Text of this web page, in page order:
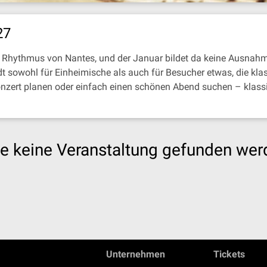
von Nantes, und der Januar bildet da keine
sowohl für Einheimische als auch für Besucher etwas, die
planen oder einfach einen schönen Abend suchen –
keine Veranstaltung gefunden
Unternehmen Tickets